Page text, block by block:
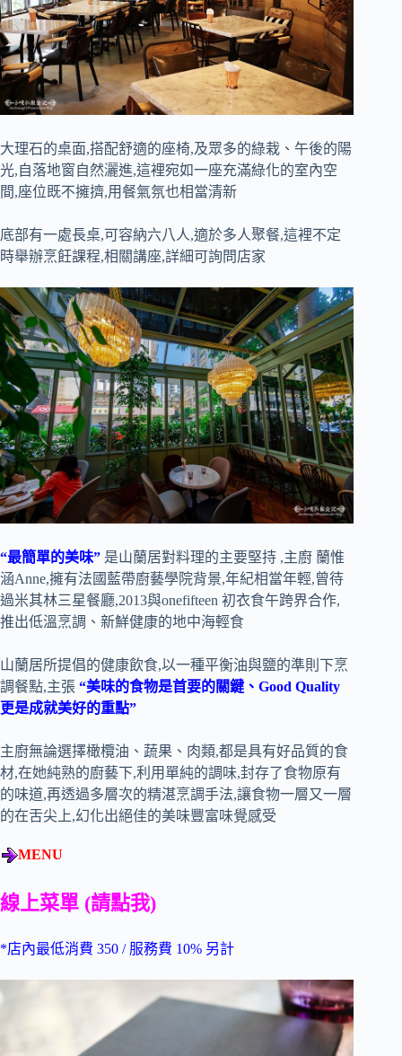
大理石的桌面,搭配舒適的座椅,及眾多的綠栽、午後的陽
光,自落地窗自然灑進,這裡宛如一座充滿綠化的室內空
間,座位既不擁擠,用餐氣氛也相當清新
底部有一處長桌,可容納六八人,適於多人聚餐,這裡不定
時舉辦烹飪課程,相關講座,詳細可詢問店家
“最簡單的美味” 是山蘭居對料理的主要堅持 ,主廚 蘭惟
涵Anne,擁有法國藍帶廚藝學院背景,年紀相當年輕,曾待
過米其林三星餐廳,2013與onefifteen 初衣食午跨界合作,
推出低溫烹調、新鮮健康的地中海輕食
山蘭居所提倡的健康飲食,以一種平衡油與鹽的準則下烹
調餐點,主張 “美味的食物是首要的關鍵、Good Quality
更是成就美好的重點”
主廚無論選擇橄欖油、蔬果、肉類,都是具有好品質的食
材,在她純熟的廚藝下,利用單純的調味,封存了食物原有
的味道,再透過多層次的精湛烹調手法,讓食物一層又一層
的在舌尖上,幻化出絕佳的美味豐富味覺感受
MENU
線上菜單 (請點我)
*店內最低消費 350 / 服務費 10% 另計